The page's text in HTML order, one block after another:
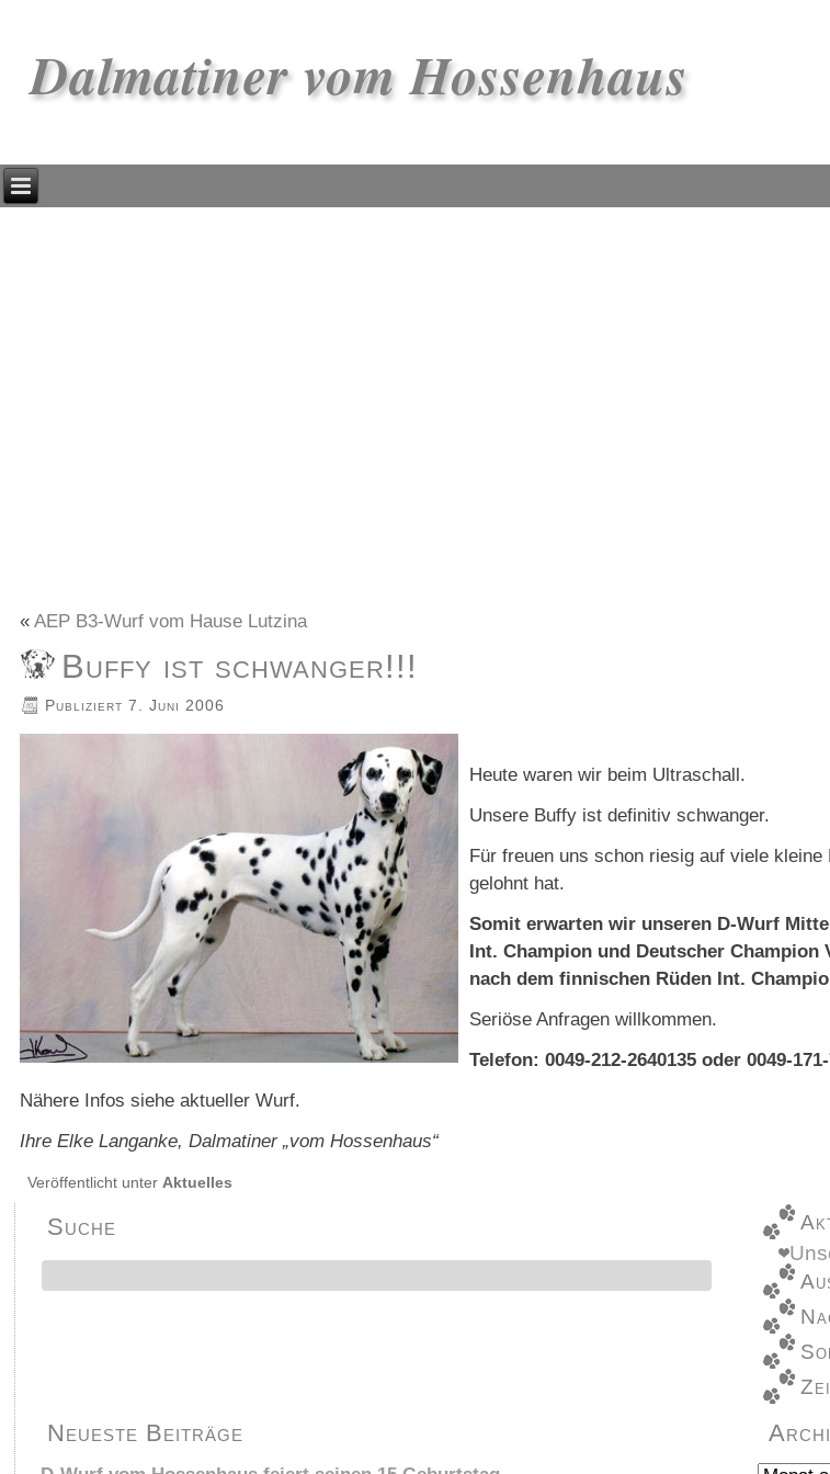
Dalmatiner vom Hossenhaus
«AEP B3-Wurf vom Hause Lutzina
Buffy ist schwanger!!!
Publiziert 7. Juni 2006
Heute waren wir beim Ultraschall.
Unsere Buffy ist definitiv schwanger.
Für freuen uns schon riesig auf viele
gelohnt hat.
Somit erwarten wir unseren D-Wurf
Int. Champion und Deutscher
nach dem finnischen Rüden Int.
Seriöse Anfragen willkommen.
Telefon: 0049-212-2640135 oder 0049-
Nähere Infos siehe aktueller Wurf.
Ihre Elke Langanke, Dalmatiner „vom Hossenhaus“
Veröffentlicht unter Aktuelles
Suche
Neueste Beiträge